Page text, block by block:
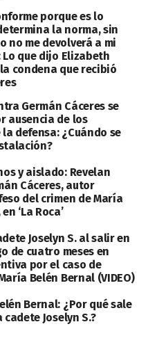
porque es lo
la norma, sin
no me devolverá a mi
Lo que dijo Elizabeth
condena que recibió
Germán Cáceres se
ausencia de los
defensa: ¿Cuándo se
y aislado: Revelan
Cáceres, autor
del crimen de María
‘La Roca’
Joselyn S. al salir en
de cuatro meses en
por el caso de
Belén Bernal (VIDEO)
Bernal: ¿Por qué sale
Joselyn S.?